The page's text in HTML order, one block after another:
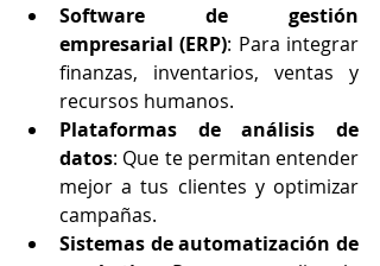
Software de gestión
empresarial (ERP): Para integrar
finanzas, inventarios, ventas y
recursos humanos.
Plataformas de análisis de
datos: Que te permitan entender
mejor a tus clientes y optimizar
campañas.
Sistemas de automatización de